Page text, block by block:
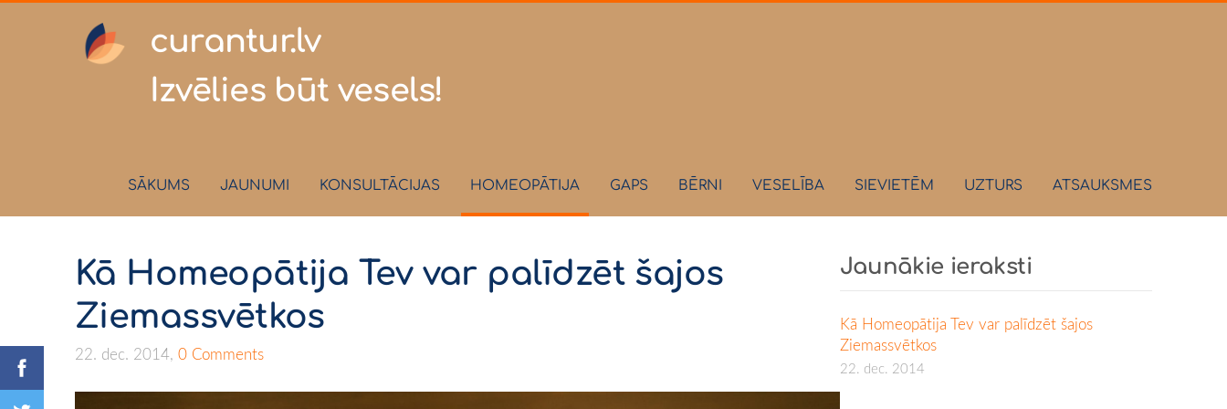
curantur.lv
Izvēlies būt vesels!
SĀKUMS JAUNUMI KONSULTĀCIJAS HOMEOPĀTIJA GAPS BĒRNI VESELĪBA SIEVIETĒM UZTURS ATSAUKSMES
Jaunākie ieraksti
Kā Homeopātija Tev var palīdzēt šajos
Ziemassvētkos
22. dec. 2014
Kā Homeopātija Tev var palīdzēt šajos
Ziemassvētkos
22. dec. 2014, 0 Comments